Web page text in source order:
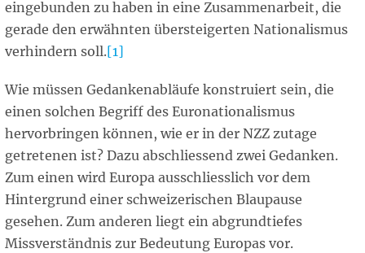
eingebunden zu haben in eine Zusammenarbeit, die
gerade den erwähnten übersteigerten Nationalismus
verhindern soll.[1]
Wie müssen Gedankenabläufe konstruiert sein, die
einen solchen Begriff des Euronationalismus
hervorbringen können, wie er in der NZZ zutage
getretenen ist? Dazu abschliessend zwei Gedanken.
Zum einen wird Europa ausschliesslich vor dem
Hintergrund einer schweizerischen Blaupause
gesehen. Zum anderen liegt ein abgrundtiefes
Missverständnis zur Bedeutung Europas vor.